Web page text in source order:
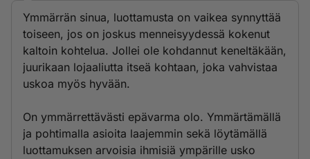
Ymmärrän sinua, luottamusta on vaikea synnyttää
toiseen, jos on joskus menneisyydessä kokenut
kaltoin kohtelua. Jollei ole kohdannut keneltäkään,
juurikaan lojaaliutta itseä kohtaan, joka vahvistaa
uskoa myös hyvään.
On ymmärrettävästi epävarma olo. Ymmärtämällä
ja pohtimalla asioita laajemmin sekä löytämällä
luottamuksen arvoisia ihmisiä ympärille usko